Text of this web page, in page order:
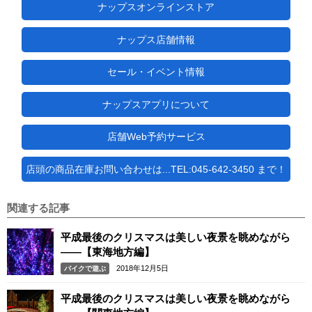
ナップスオンラインストア
ナップス店舗情報
セール・イベント情報
ナップスアプリについて
店舗Web予約サービス
店頭の商品在庫お問い合わせは...TEL:045-642-3450 まで！
関連する記事
平成最後のクリスマスは美しい夜景を眺めながら
――【東海地方編】
バイクで遊ぶ 2018年12月5日
平成最後のクリスマスは美しい夜景を眺めながら